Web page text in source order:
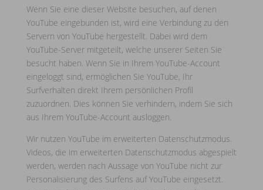
Wenn Sie eine dieser Website besuchen, auf denen
YouTube eingebunden ist, wird eine Verbindung zu den
Servern von YouTube hergestellt. Dabei wird dem
YouTube-Server mitgeteilt, welche unserer Seiten Sie
besucht haben. Wenn Sie in Ihrem YouTube-Account
eingeloggt sind, ermöglichen Sie YouTube, Ihr
Surfverhalten direkt Ihrem persönlichen Profil
zuzuordnen. Dies können Sie verhindern, indem Sie sich
aus Ihrem YouTube-Account ausloggen.
Wir nutzen YouTube im erweiterten Datenschutzmodus.
Videos, die im erweiterten Datenschutzmodus abgespielt
werden, werden nach Aussage von YouTube nicht zur
Personalisierung des Surfens auf YouTube eingesetzt.